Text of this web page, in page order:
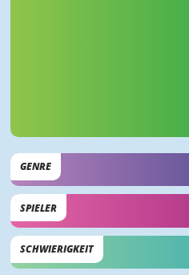
GENRE
SPIELER
SCHWIERIGKEIT